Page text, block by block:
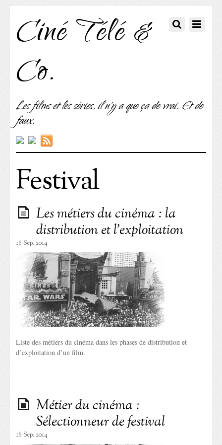
Ciné Télé &
Co.
Les films et les séries, il n'y a que ça de vrai. Et de
faux.
Festival
Les métiers du cinéma : la
distribution et l’exploitation
16 Sep. 2014
Liste des métiers du cinéma dans les phases de distribution et
d’exploitation d’un film.
Métier du cinéma :
Sélectionneur de festival
16 Sep. 2014